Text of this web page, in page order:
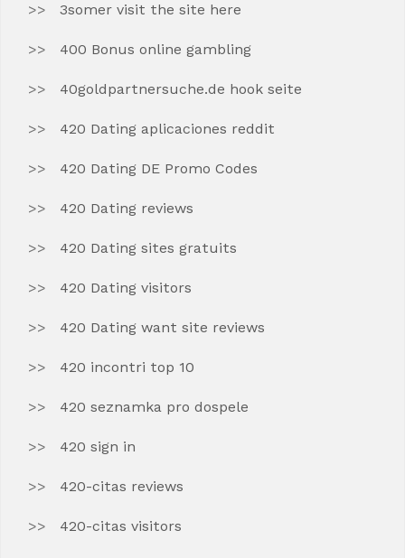
3somer visit the site here
400 Bonus online gambling
40goldpartnersuche.de hook seite
420 Dating aplicaciones reddit
420 Dating DE Promo Codes
420 Dating reviews
420 Dating sites gratuits
420 Dating visitors
420 Dating want site reviews
420 incontri top 10
420 seznamka pro dospele
420 sign in
420-citas reviews
420-citas visitors